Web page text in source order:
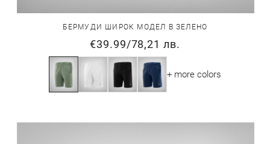
БЕРМУДИ ШИРОК МОДЕЛ В ЗЕЛЕНО
€39.99/78,21 лв.
+ more colors